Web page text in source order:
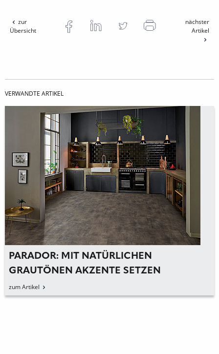
zur
Übersicht
nächster
Artikel
VERWANDTE ARTIKEL
PARADOR: MIT NATÜRLICHEN
GRAUTÖNEN AKZENTE SETZEN
zum Artikel